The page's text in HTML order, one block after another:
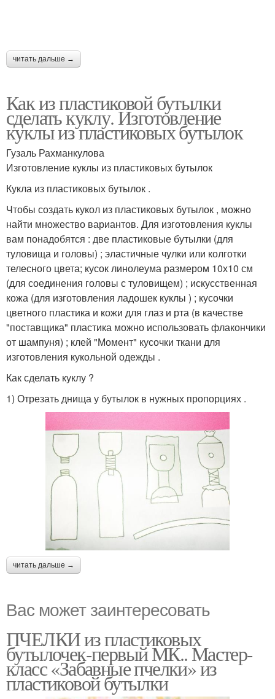
читать дальше →
Как из пластиковой бутылки
сделать куклу. Изготовление
куклы из пластиковых бутылок
Гузаль Рахманкулова
Изготовление куклы из пластиковых бутылок
Кукла из пластиковых бутылок .
Чтобы создать кукол из пластиковых бутылок , можно
найти множество вариантов. Для изготовления куклы
вам понадобятся : две пластиковые бутылки (для
туловища и головы) ; эластичные чулки или колготки
телесного цвета; кусок линолеума размером 10х10 см
(для соединения головы с туловищем) ; искусственная
кожа (для изготовления ладошек куклы ) ; кусочки
цветного пластика и кожи для глаз и рта (в качестве
"поставщика" пластика можно использовать флакончики
от шампуня) ; клей "Момент" кусочки ткани для
изготовления кукольной одежды .
Как сделать куклу ?
1) Отрезать днища у бутылок в нужных пропорциях .
читать дальше →
Вас может заинтересовать
ПЧЕЛКИ из пластиковых
бутылочек-первый МК.. Мастер-
класс «Забавные пчелки» из
пластиковой бутылки